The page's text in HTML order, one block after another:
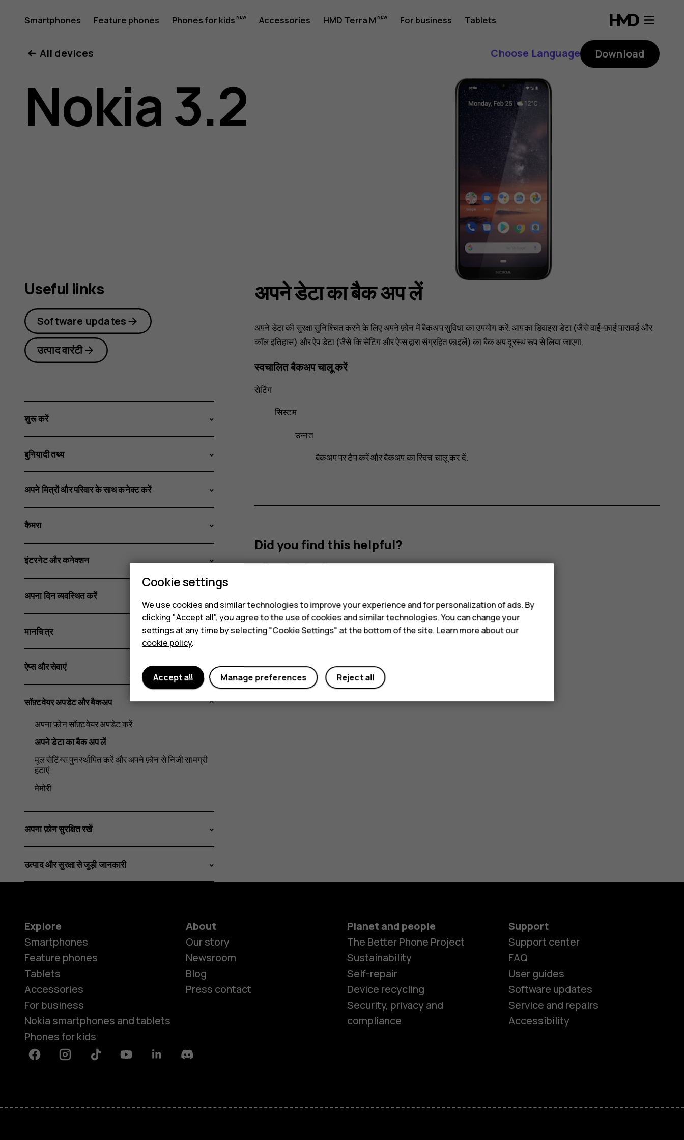
Nokia
3.2
user
Smartphones Feature phones Phones for kids Accessories HMD Terra M For business Tablets
Smartphones
Accessories
All devices Choose Language Download
Nokia 3.2
अपने डेटा का बैक अप लें
अपने डेटा की सुरक्षा सुनिश्चित करने के लिए अपने फ़ोन में बैकअप सुविधा का उपयोग करें. आपका डिवाइस डेटा (जैसे वाई-फ़ाई पासवर्ड और
कॉल इतिहास) और ऐप डेटा (जैसे कि सेटिंग और ऐप्स द्वारा संग्रहित फ़ाइलें) का बैक अप दूरस्थ रूप से लिया जाएगा.
स्वचालित बैकअप चालू करें
सेटिंग
सिस्टम
उन्नत
बैकअपपर टैप करें और बैकअप का स्विच चालू कर दें.
Did you find this helpful?
Useful links
Software updates
उत्पाद वारंटी
शुरू करें
बुनियादी तथ्य
अपने मित्रों और परिवार के साथ कनेक्ट करें
कैमरा
इंटरनेट और कनेक्शन
अपना दिन व्यवस्थित करें
मानचित्र
ऐप्स और सेवाएं
सॉफ़्टवेयर अपडेट और बैकअप
अपना फ़ोन सॉफ़्टवेयर अपडेट करें
अपने डेटा का बैक अप लें
मूल सेटिंग्स पुनर्स्थापित करें और अपने फ़ोन से निजी सामग्री
हटाएं
मेमोरी
अपना फ़ोन सुरक्षित रखें
उत्पाद और सुरक्षा से जुड़ी जानकारी
Explore
Smartphones
Feature phones
Tablets
Accessories
For business
Nokia smartphones and tablets
Phones for kids
About
Our story
Newsroom
Blog
Press contact
Planet and people
The Better Phone Project
Sustainability
Self-repair
Device recycling
Security, privacy and
compliance
Support
Support center
FAQ
User guides
Software updates
Service and repairs
Accessibility
FacebookInstagramTiktok YoutubeLinkedinDiscord
Cookie settings
We use cookies and similar technologies to improve your experience and for personalization of ads. By
clicking "Accept all", you agree to the use of cookies and similar technologies. You can change your
settings at any time by selecting "Cookie Settings" at the bottom of the site. Learn more about our
cookie policy.
Reject all
Manage preferences
Accept all